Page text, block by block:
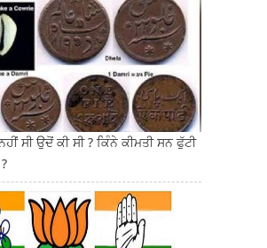
ਸੀ ਉਦੋਂ ਕੀ ਸੀ ? ਕਿੰਨੇ ਕੀਮਤੀ ਸਨ ਫੁੱਟੀ